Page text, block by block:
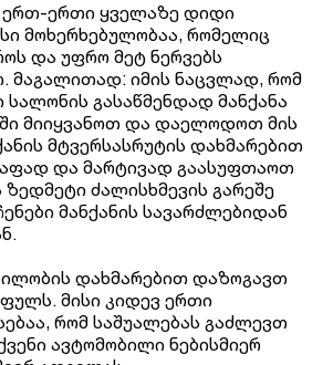
ერთ-ერთი ყველაზე დიდი
მოხერხებულობაა, რომელიც
და უფრო მეტ ნერვებს
მაგალითად: იმის ნაცვლად, რომ
გასაწმენდად მანქანა
მიიყვანოთ და დაელოდოთ მის
მტვერსასრუტის დახმარებით
და მარტივად გაასუფთაოთ
ძალისხმევის გარეშე
მანქანის სავარძლებიდან
დახმარებით დაზოგავთ
მისი კიდევ ერთი
რომ საშუალებას გაძლევთ
ავტომობილი ნებისმიერ